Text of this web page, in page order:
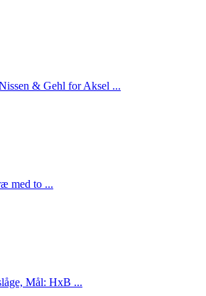
& Gehl for Aksel ...
med to ...
Mål: HxB ...